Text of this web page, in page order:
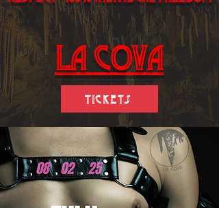
LA Cova
Tickets